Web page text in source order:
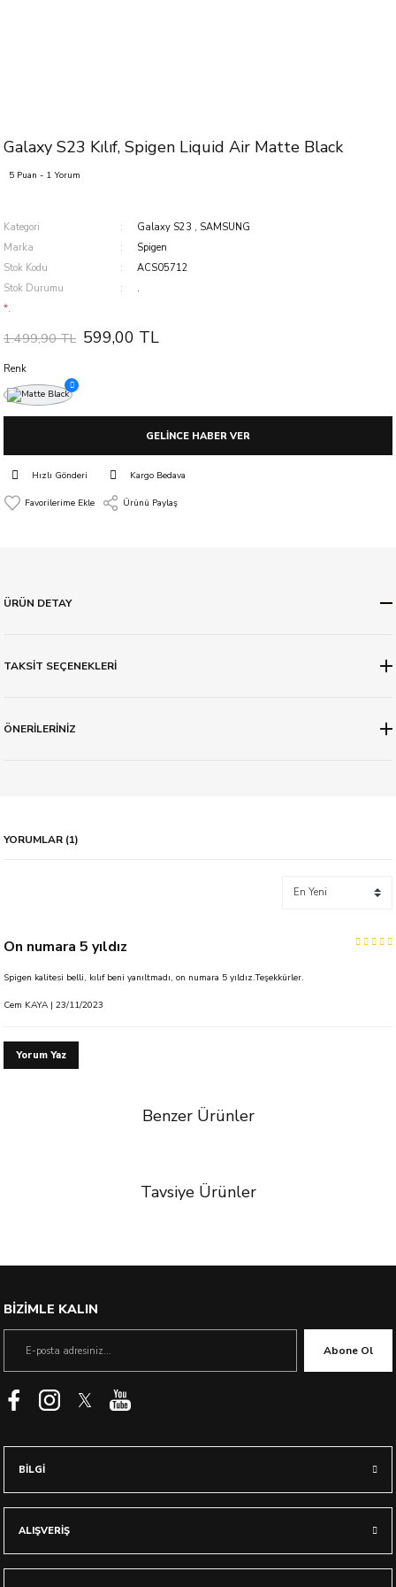
Galaxy S23 Kılıf, Spigen Liquid Air Matte Black
5 Puan - 1 Yorum
Kategori Galaxy S23 , SAMSUNG
Marka
Spigen
Stok Kodu
ACS05712
Stok Durumu
.
*.
1.499,90 TL 599,00 TL
Renk
GELİNCE HABER VER
Hızlı Gönderi Kargo Bedava
Ürünü Paylaş
ÜRÜN DETAY
TAKSİT SEÇENEKLERİ
ÖNERİLERİNİZ
YORUMLAR (1)
On numara 5 yıldız
Spigen kalitesi belli, kılıf beni yanıltmadı, on numara 5 yıldız.Teşekkürler.
Cem KAYA | 23/11/2023
Yorum Yaz
Benzer Ürünler
0.0 Puan - 0 Yorum
Galaxy S23 Kılıf, Spigen Liquid Crystal 4 Tarafı Tam Koruma Crystal Clear
Tavsiye Ürünler
BİZİMLE KALIN
Abone Ol
BİLGİ
ALIŞVERİŞ